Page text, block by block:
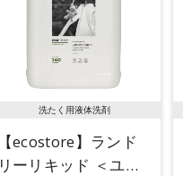
洗たく用液体洗剤
【ecostore】ランド
リーリキッド ＜ユー